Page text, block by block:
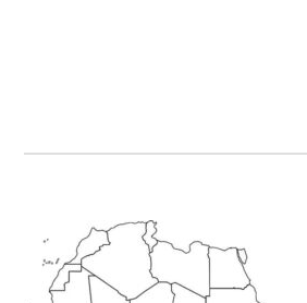
Primary
Sidebar